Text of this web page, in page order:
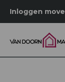
Inloggen